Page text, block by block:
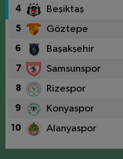
4 Beşiktaş
5 Göztepe
6 Başakşehir
7 Samsunspor
8 Rizespor
9 Konyaspor
10 Alanyaspor